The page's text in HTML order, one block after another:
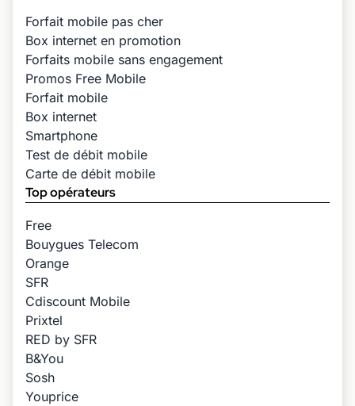
Forfait mobile pas cher
Box internet en promotion
Forfaits mobile sans engagement
Promos Free Mobile
Forfait mobile
Box internet
Smartphone
Test de débit mobile
Carte de débit mobile
Top opérateurs
Free
Bouygues Telecom
Orange
SFR
Cdiscount Mobile
Prixtel
RED by SFR
B&You
Sosh
Youprice